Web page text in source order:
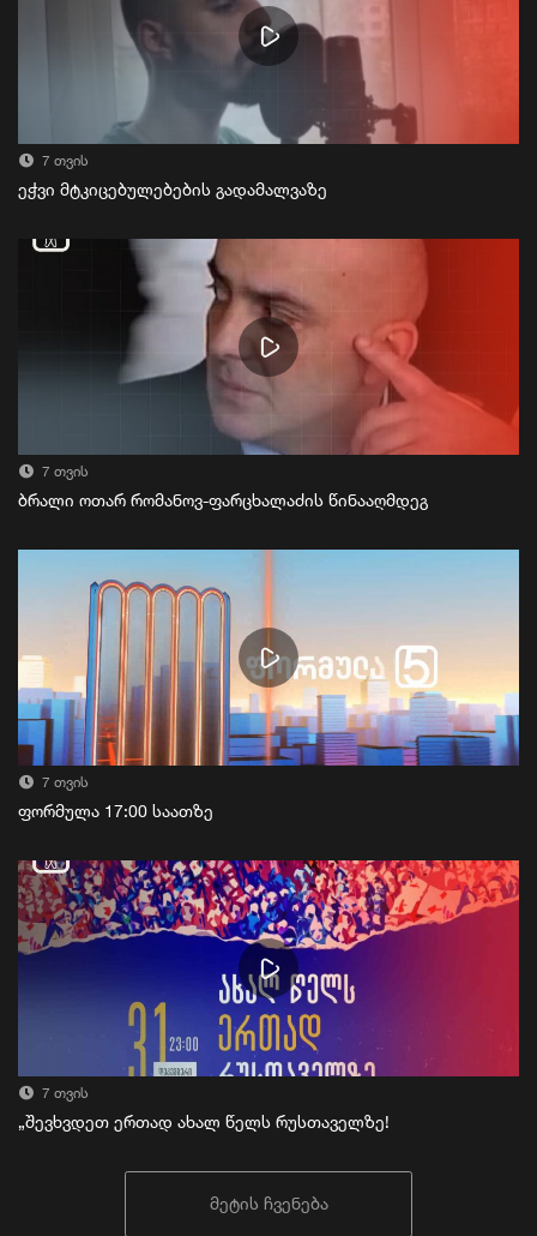
7 თვის
ეჭვი მტკიცებულებების გადამალვაზე
7 თვის
ბრალი ოთარ რომანოვ-ფარცხალაძის წინააღმდეგ
7 თვის
ფორმულა 17:00 საათზე
7 თვის
„შევხვდეთ ერთად ახალ წელს რუსთაველზე!
მეტის ჩვენება